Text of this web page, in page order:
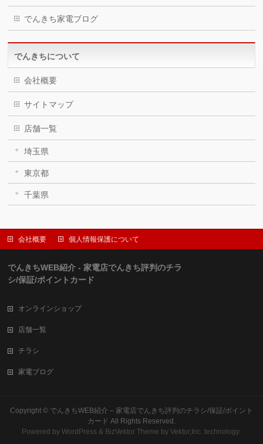
でんきち家電ブログ
でんきちについて
会社概要
サイトマップ
店舗一覧
埼玉県
東京都
千葉県
会社概要 個人情報保護について
でんきちWEB紹介 - 家電店でんきち評判のチラ
シ/保証/ポイントカード
オンラインショップ
店舗一覧
チラシ
家電ブログ
Copyright © でんきちWEB紹介 – 家電店でんきち評判のチラシ/保証/ポイント
カード All Rights Reserved.
Powered byWordPress & BizVektor Theme by Vektor,Inc. technology.